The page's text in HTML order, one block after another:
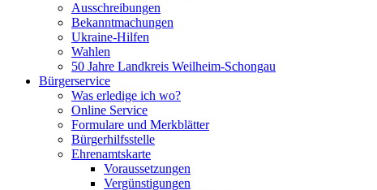
Ausschreibungen
Bekanntmachungen
Ukraine-Hilfen
Wahlen
50 Jahre Landkreis Weilheim-Schongau
Bürgerservice
Was erledige ich wo?
Online Service
Formulare und Merkblätter
Bürgerhilfsstelle
Ehrenamtskarte
Voraussetzungen
Vergünstigungen